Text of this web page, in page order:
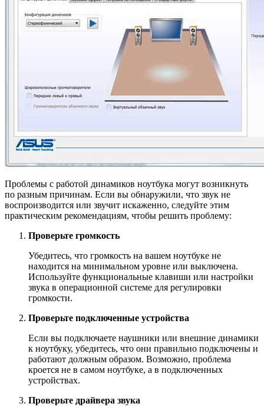
Проблемы с работой динамиков ноутбука могут возникнуть
по разным причинам. Если вы обнаружили, что звук не
воспроизводится или звучит искаженно, следуйте этим
практическим рекомендациям, чтобы решить проблему:
Проверьте громкость
Убедитесь, что громкость на вашем ноутбуке не
находится на минимальном уровне или выключена.
Используйте функциональные клавиши или настройки
звука в операционной системе для регулировки
громкости.
Проверьте подключенные устройства
Если вы подключаете наушники или внешние динамики
к ноутбуку, убедитесь, что они правильно подключены и
работают должным образом. Возможно, проблема
кроется не в самом ноутбуке, а в подключенных
устройствах.
Проверьте драйвера звука